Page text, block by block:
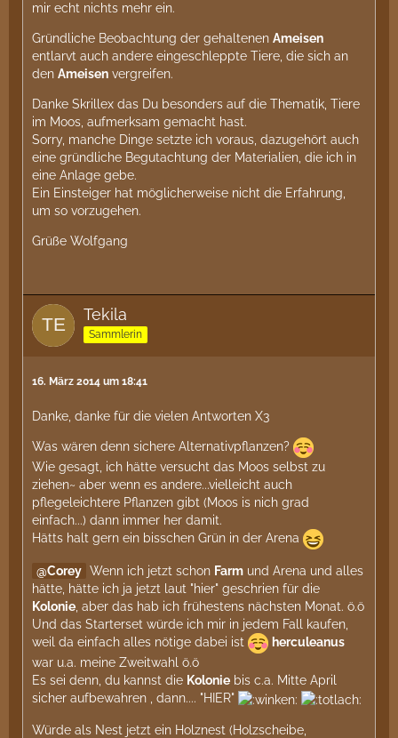
mir echt nichts mehr ein.
Gründliche Beobachtung der gehaltenen Ameisen
entlarvt auch andere eingeschleppte Tiere, die sich an
den Ameisen vergreifen.
Danke Skrillex das Du besonders auf die Thematik, Tiere
im Moos, aufmerksam gemacht hast.
Sorry, manche Dinge setzte ich voraus, dazugehört auch
eine gründliche Begutachtung der Materialien, die ich in
eine Anlage gebe.
Ein Einsteiger hat möglicherweise nicht die Erfahrung,
um so vorzugehen.
Grüße Wolfgang
Tekila
Sammlerin
16. März 2014 um 18:41
Danke, danke für die vielen Antworten X3
Was wären denn sichere Alternativpflanzen?
Wie gesagt, ich hätte versucht das Moos selbst zu
ziehen~ aber wenn es andere...vielleicht auch
pflegeleichtere Pflanzen gibt (Moos is nich grad
einfach...) dann immer her damit.
Hätts halt gern ein bisschen Grün in der Arena
Corey Wenn ich jetzt schon Farm und Arena und alles
hätte, hätte ich ja jetzt laut "hier" geschrien für die
Kolonie, aber das hab ich frühestens nächsten Monat. ö.ö
Und das Starterset würde ich mir in jedem Fall kaufen,
weil da einfach alles nötige dabei ist
herculeanus
war u.a. meine Zweitwahl ö.ö
Es sei denn, du kannst die Kolonie bis c.a. Mitte April
sicher aufbewahren , dann.... "HIER"
Würde als Nest jetzt ein Holznest (Holzscheibe,